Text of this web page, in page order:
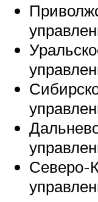
Северо-